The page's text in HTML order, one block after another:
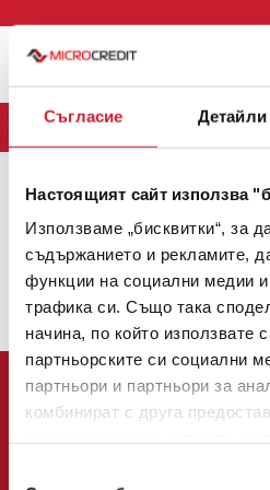
Съгласие Детайли
Настоящият сайт използва
Използваме „бисквитки“, за
съдържанието и рекламите,
функции на социални медии
трафика си. Също така
начина, по който използвате
партньорските си социални
партньори и партньори за
комбинират с друга
БЛОГ
CREDIHOME(3) CREDITRADE
Няма налични теми.
1 2 3 4 5 6 7 8 9 10 11
Централен офис: